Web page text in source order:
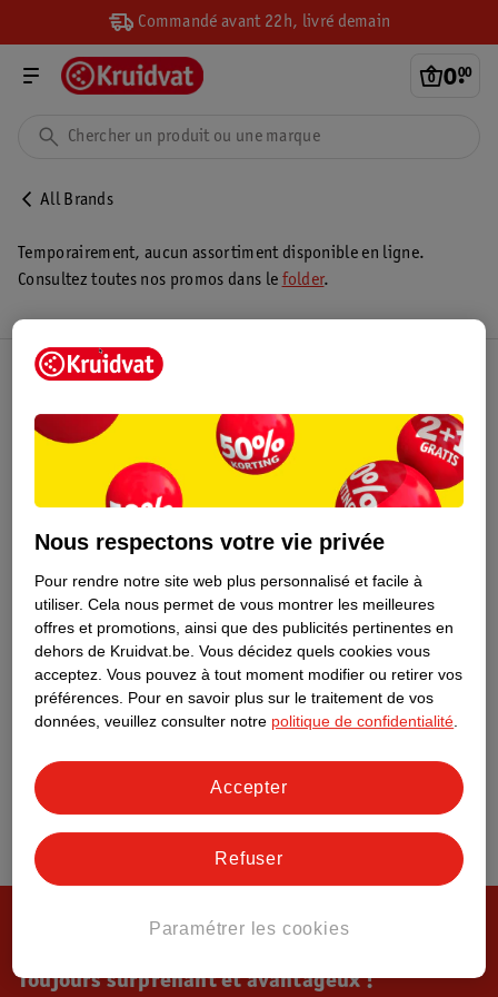
Commandé avant 22h, livré demain
0.
00
All Brands
Temporairement, aucun assortiment disponible en ligne.
Consultez toutes nos promos dans le folder.
Toujours surprenant et avantageux !
Nous respectons votre vie privée
Pour rendre notre site web plus personnalisé et facile à
utiliser. Cela nous permet de vous montrer les meilleures
offres et promotions, ainsi que des publicités pertinentes en
dehors de Kruidvat.be. Vous décidez quels cookies vous
acceptez. Vous pouvez à tout moment modifier ou retirer vos
préférences. Pour en savoir plus sur le traitement de vos
données, veuillez consulter notre politique de confidentialité
Paramétrer les cookies
Refuser
Accepter